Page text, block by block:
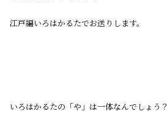
江戸編いろはかるたでお送りします。
いろはかるたの「や」は一体なんでしょう？